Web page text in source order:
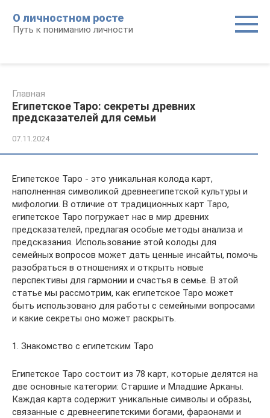
контенту
О личностном росте
Путь к пониманию личности
Главная
Египетское Таро: секреты древних
предсказателей для семьи
07.11.2024
Египетское Таро - это уникальная колода карт,
наполненная символикой древнеегипетской культуры и
мифологии. В отличие от традиционных карт Таро,
египетское Таро погружает нас в мир древних
предсказателей, предлагая особые методы анализа и
предсказания. Использование этой колоды для
семейных вопросов может дать ценные инсайты, помочь
разобраться в отношениях и открыть новые
перспективы для гармонии и счастья в семье. В этой
статье мы рассмотрим, как египетское Таро может
быть использовано для работы с семейными вопросами
и какие секреты оно может раскрыть.
1. Знакомство с египетским Таро
Египетское Таро состоит из 78 карт, которые делятся на
две основные категории: Старшие и Младшие Арканы.
Каждая карта содержит уникальные символы и образы,
связанные с древнеегипетскими богами, фараонами и